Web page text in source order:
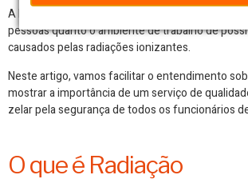
A Radioproteção é um conjunto de ações que
pessoas quanto oambiente de trabalhode
causados pelas radiações ionizantes.
Neste artigo, vamos facilitar o entendimento
mostrar a importância de um serviço de
zelar pela segurança de todos os funcionários
O que é Radiação